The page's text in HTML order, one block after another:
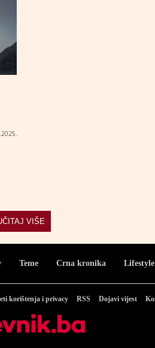
VIŠE
Teme Crna kronika Lifestyle
korištenja i privacy RSS Dojavi vijest